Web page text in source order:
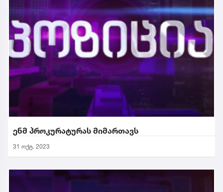
ენმ პროკურატურას მიმართავს
31 ოქტ. 2023